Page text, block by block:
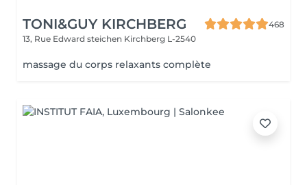
TONI&GUY KIRCHBERG
468
13, Rue Edward steichen Kirchberg L-2540
massage du corps relaxants complète